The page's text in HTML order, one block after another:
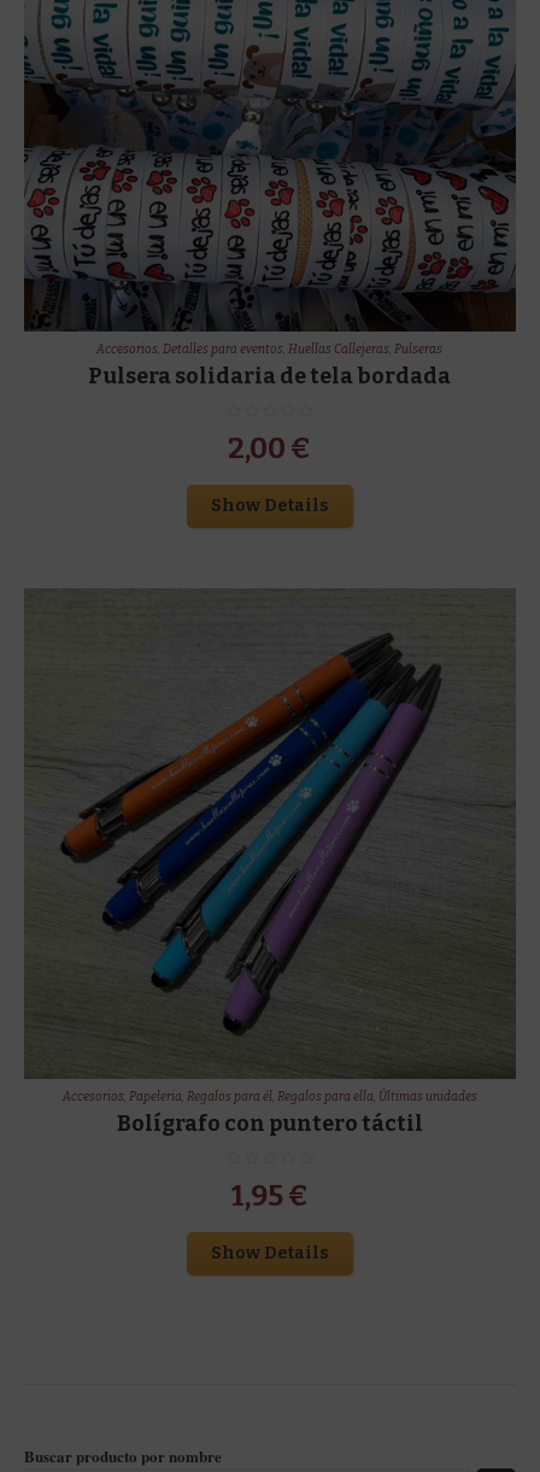
Accesorios,Detalles para eventos,Huellas Callejeras,Pulseras
Pulsera solidaria de tela bordada
2,00 €
Show Details
Accesorios, Papeleria, Regalos para él, Regalos para ella, Últimas unidades
Bolígrafo con puntero táctil
1,95€
Show Details
Buscar producto por nombre